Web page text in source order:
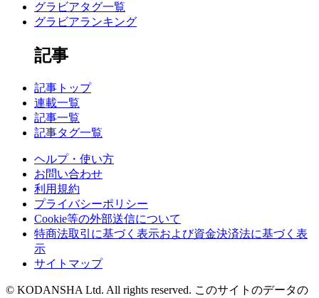
グラビアタグ一覧
グラビアランキング
記事
記事トップ
連載一覧
記事一覧
記事タグ一覧
ヘルプ・使い方
お問い合わせ
利用規約
プライバシーポリシー
Cookie等の外部送信について
特商法取引に基づく表示および資金決済法に基づく表
示
サイトマップ
© KODANSHA Ltd. All rights reserved. このサイトのデータの